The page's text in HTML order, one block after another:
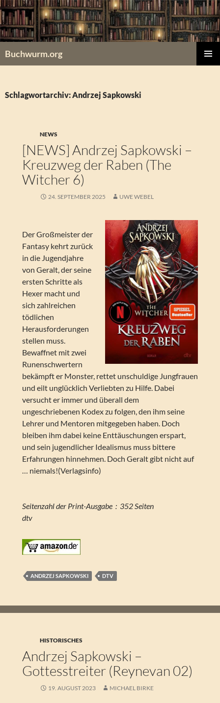
Zum
Inhalt
springen
Buchwurm.org
Schlagwortarchiv: Andrzej Sapkowski
NEWS
[NEWS] Andrzej Sapkowski –
Kreuzweg der Raben (The
Witcher 6)
24. SEPTEMBER 2025 UWE WEBEL
Der Großmeister der
Fantasy kehrt zurück
in die Jugendjahre
von Geralt, der seine
ersten Schritte als
Hexer macht und
sich zahlreichen
tödlichen
Herausforderungen
stellen muss.
Bewaffnet mit zwei
Runenschwertern
bekämpft er Monster, rettet unschuldige Jungfrauen
und eilt unglücklich Verliebten zu Hilfe. Dabei
versucht er immer und überall dem
ungeschriebenen Kodex zu folgen, den ihm seine
Lehrer und Mentoren mitgegeben haben. Doch
bleiben ihm dabei keine Enttäuschungen erspart,
und sein jugendlicher Idealismus muss bittere
Erfahrungen hinnehmen. Doch Geralt gibt nicht auf
… niemals!(Verlagsinfo)
Seitenzahl der Print-Ausgabe ‏ : ‎ 352 Seiten
dtv
ANDRZEJ SAPKOWSKI DTV
HISTORISCHES
Andrzej Sapkowski –
Gottesstreiter (Reynevan 02)
19. AUGUST 2023 MICHAEL BIRKE